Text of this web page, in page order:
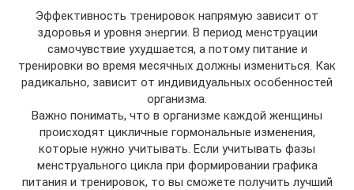
Эффективность тренировок напрямую зависит от
здоровья и уровня энергии. В период менструации
самочувствие ухудшается, а потому питание и
тренировки во время месячных должны измениться. Как
радикально, зависит от индивидуальных особенностей
организма.
Важно понимать, что в организме каждой женщины
происходят цикличные гормональные изменения,
которые нужно учитывать. Если учитывать фазы
менструального цикла при формировании графика
питания и тренировок, то вы сможете получить лучший